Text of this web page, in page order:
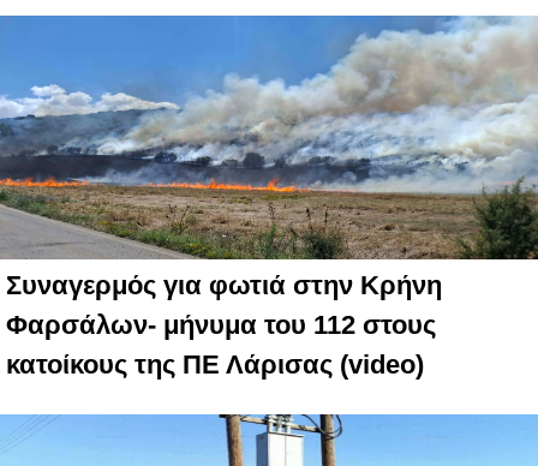
Συναγερμός για φωτιά στην Κρήνη
Φαρσάλων- μήνυμα του 112 στους
κατοίκους της ΠΕ Λάρισας (video)